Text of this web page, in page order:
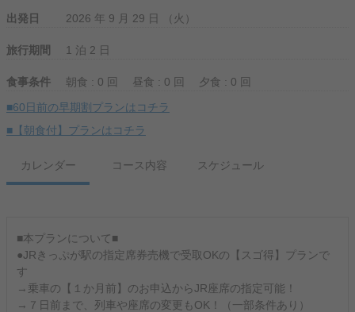
出発日 2026 年 9 月 29 日 （火）
旅行期間 1 泊 2 日
食事条件 朝食 : 0 回 昼食 : 0 回
夕食 : 0 回
■60日前の早期割プランはコチラ
■【朝食付】プランはコチラ
カレンダー コース内容 スケジュール
■本プランについて■
●JRきっぷが駅の指定席券売機で受取OKの【スゴ得】プランで
す
→乗車の【１か月前】のお申込からJR座席の指定可能！
→７日前まで、列車や座席の変更もOK！（一部条件あり）